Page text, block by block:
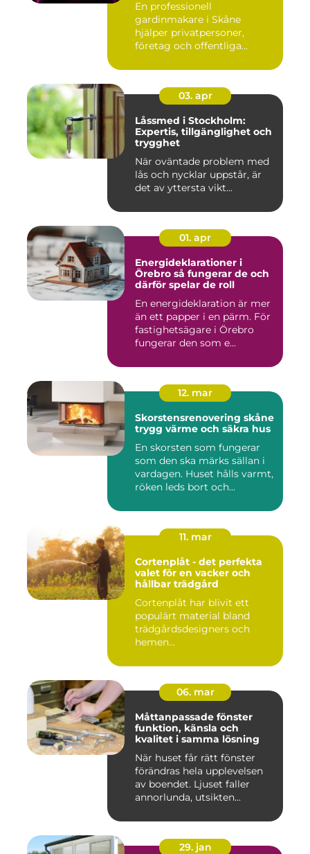
En professionell
gardinmakare i Skåne
hjälper privatpersoner,
företag och offentliga
03. apr
Låssmed i Stockholm:
Expertis, tillgänglighet och
trygghet
När oväntade problem med
lås och nycklar uppstår, är
det av yttersta vikt...
01. apr
Energideklarationer i
Örebro så fungerar de och
därför spelar de roll
En energideklaration är mer
än ett papper i en pärm. För
fastighetsägare i Örebro
fungerar den som e...
12. mar
Skorstensrenovering skåne
trygg värme och säkra hus
En skorsten som fungerar
som den ska märks sällan i
vardagen. Huset hålls varmt,
röken leds bort och...
11. mar
Cortenplåt - det perfekta
valet för en vacker och
hållbar trädgård
Cortenplåt har blivit ett
populärt material bland
trädgårdsdesigners och
hemen...
06. mar
Måttanpassade fönster
funktion, känsla och
kvalitet i samma lösning
När huset får rätt fönster
förändras hela upplevelsen
av boendet. Ljuset faller
annorlunda, utsikten...
29. jan